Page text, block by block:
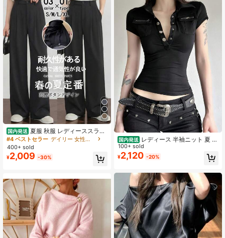
国内発送 夏服 秋服 レディーススラッ
クス 女性用ボトムス ドレープデザイ
ン ハイウエストのゆったりフィット
シングルボタン ポケット付きウエス
ト後ろゴム設計 美脚 体型カバー 吸
#4 ベストセラー
デイリー 女性用スーツパンツ
400+ sold
¥2,009 -30%
国内発送 レディース 半袖ニット 夏 韓
国ファッション 工装トップス ジップ
ポケット 細見え 翻領 カジュアル ス
トリート 修身 デイリー
100+ sold
¥2,120 -20%